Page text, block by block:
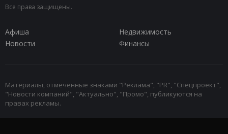
Все права защищены.
Афиша
Недвижимость
Новости
Финансы
Материалы, отмеченные знаками "Реклама", "PR", "Спецпроект",
"Новости компаний", "Актуально", "Промо", публикуются на
правах рекламы.